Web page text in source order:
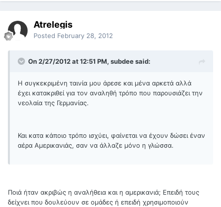
Atrelegis
Posted February 28, 2012
On 2/27/2012 at 12:51 PM, subdee said:
Η συγκεκριμένη ταινία μου άρεσε και μένα αρκετά αλλά
έχει κατακριθεί για τον αναληθή τρόπο που παρουσιάζει την
νεολαία της Γερμανίας.
Και κατα κάποιο τρόπο ισχύει, φαίνεται να έχουν δώσει έναν
αέρα Αμερικανιάς, σαν να άλλαζε μόνο η γλώσσα.
Ποιά ήταν ακριβώς η αναλήθεια και η αμερικανιά; Επειδή τους
δείχνει που δουλεύουν σε ομάδες ή επειδή χρησιμοποιούν